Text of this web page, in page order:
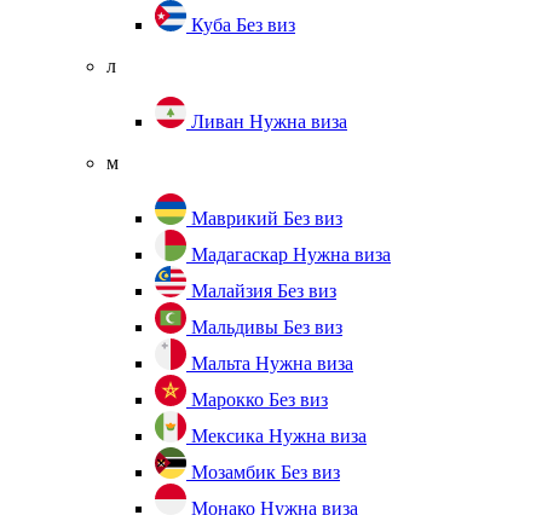
Куба Без виз
л
Ливан Нужна виза
м
Маврикий Без виз
Мадагаскар Нужна виза
Малайзия Без виз
Мальдивы Без виз
Мальта Нужна виза
Марокко Без виз
Мексика Нужна виза
Мозамбик Без виз
Монако Нужна виза